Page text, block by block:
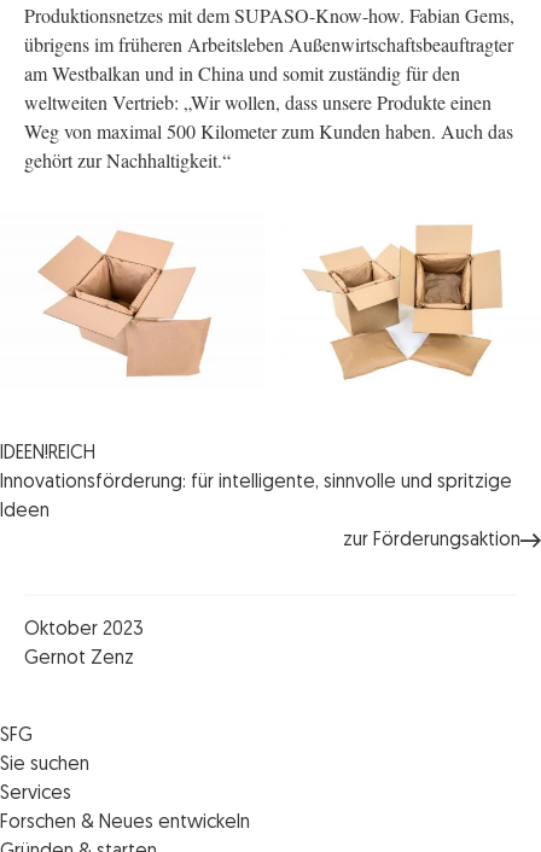
Produktionsnetzes mit dem SUPASO-Know-how. Fabian Gems,
übrigens im früheren Arbeitsleben Außenwirtschaftsbeauftragter
am Westbalkan und in China und somit zuständig für den
weltweiten Vertrieb: „Wir wollen, dass unsere Produkte einen
Weg von maximal 500 Kilometer zum Kunden haben. Auch das
gehört zur Nachhaltigkeit.“
IDEEN!REICH
Innovationsförderung: für intelligente, sinnvolle und spritzige
Ideen
zur Förderungsaktion
Oktober 2023
Gernot Zenz
SFG
Die SFG
Jobs
Medienservice
Sie suchen
Förderungen
Finanzierungen
Services
Veranstaltungen
Forschen & Neues entwickeln